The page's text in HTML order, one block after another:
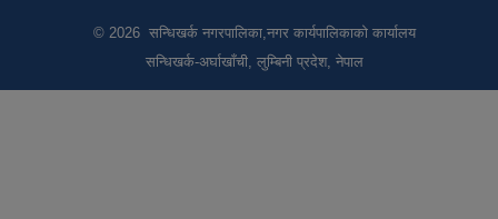
© 2026 सन्धिखर्क नगरपालिका,नगर कार्यपालिकाको कार्यालय
सन्धिखर्क-अर्घाखाँची, लुम्बिनी प्रदेश, नेपाल